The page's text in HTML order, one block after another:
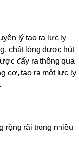
lý tạo ra lực ly
chất lỏng được hút
đẩy ra thông qua
cơ, tạo ra một lực ly
rộng rãi trong nhiều